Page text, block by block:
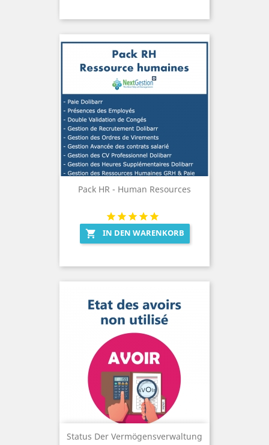
Pack HR - Human Resources
 IN DEN WARENKORB
Status Der Vermögensverwaltung